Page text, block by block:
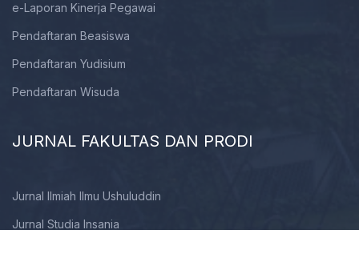
e-Laporan Kinerja Pegawai
Pendaftaran Beasiswa
Pendaftaran Yudisium
Pendaftaran Wisuda
JURNAL FAKULTAS DAN PRODI
Jurnal Ilmiah Ilmu Ushuluddin
Jurnal Studia Insania